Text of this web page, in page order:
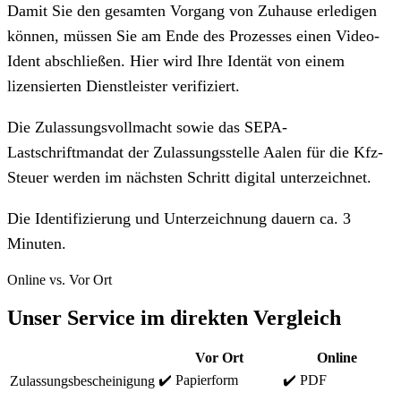
Damit Sie den gesamten Vorgang von Zuhause erledigen
können, müssen Sie am Ende des Prozesses einen Video-
Ident abschließen. Hier wird Ihre Identät von einem
lizensierten Dienstleister verifiziert.
Die Zulassungsvollmacht sowie das SEPA-
Lastschriftmandat der Zulassungsstelle Aalen für die Kfz-
Steuer werden im nächsten Schritt digital unterzeichnet.
Die Identifizierung und Unterzeichnung dauern ca. 3
Minuten.
Online vs. Vor Ort
Unser Service im direkten Vergleich
Vor Ort
Online
Zulassungsbescheinigung ✔️ Papierform
✔️ PDF